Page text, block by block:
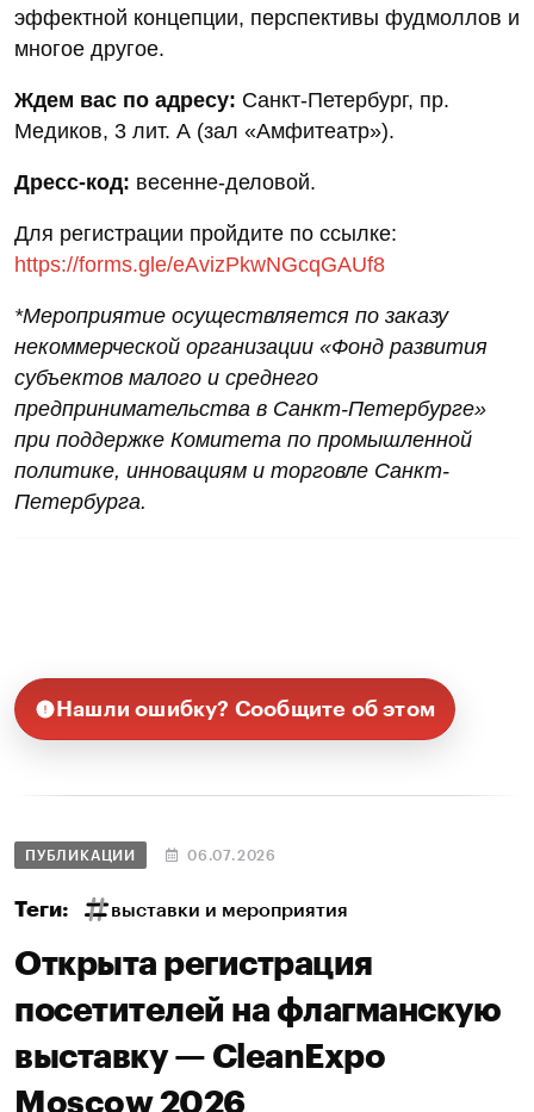
эффектной концепции, перспективы фудмоллов и
многое другое.
Ждем вас по адресу: Санкт-Петербург, пр.
Медиков, 3 лит. А (зал «Амфитеатр»).
Дресс-код: весенне-деловой.
Для регистрации пройдите по ссылке:
https://forms.gle/eAvizPkwNGcqGAUf8
*Мероприятие осуществляется по заказу
некоммерческой организации «Фонд развития
субъектов малого и среднего
предпринимательства в Санкт-Петербурге»
при поддержке Комитета по промышленной
политике, инновациям и торговле Санкт-
Петербурга.
Нашли ошибку? Сообщите об этом
ПУБЛИКАЦИИ 06.07.2026
Теги: выставки и мероприятия
Открыта регистрация
посетителей на флагманскую
выставку — CleanExpo
Moscow 2026